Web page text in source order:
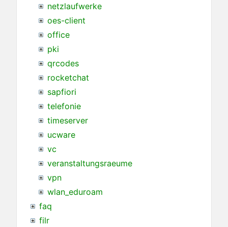
netzlaufwerke
oes-client
office
pki
qrcodes
rocketchat
sapfiori
telefonie
timeserver
ucware
vc
veranstaltungsraeume
vpn
wlan_eduroam
faq
filr